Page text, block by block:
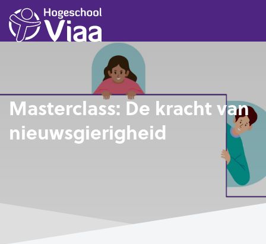
Masterclass: De kracht van
nieuwsgierigheid